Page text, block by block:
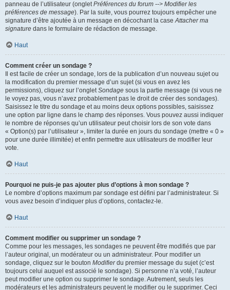
panneau de l’utilisateur (ongletPréférences du forum --> Modifier les
préférences de message). Par la suite, vous pourrez toujours empêcher une
signature d’être ajoutée à un message en décochant la caseAttacher ma
signature dans le formulaire de rédaction de message.
Haut
Comment créer un sondage ?
Il est facile de créer un sondage, lors de la publication d’un nouveau sujet ou
la modification du premier message d’un sujet (si vous en avez les
permissions), cliquez sur l’ongletSondage sous la partie message (si vous ne
le voyez pas, vous n’avez probablement pas le droit de créer des sondages).
Saisissez le titre du sondage et au moins deux options possibles, saisissez
une option par ligne dans le champ des réponses. Vous pouvez aussi indiquer
le nombre de réponses qu’un utilisateur peut choisir lors de son vote dans
« Option(s) par l’utilisateur », limiter la durée en jours du sondage (mettre « 0 »
pour une durée illimitée) et enfin permettre aux utilisateurs de modifier leur
vote.
Haut
Pourquoi ne puis-je pas ajouter plus d’options à mon sondage ?
Le nombre d’options maximum par sondage est défini par l’administrateur. Si
vous avez besoin d’indiquer plus d’options, contactez-le.
Haut
Comment modifier ou supprimer un sondage ?
Comme pour les messages, les sondages ne peuvent être modifiés que par
l’auteur original, un modérateur ou un administrateur. Pour modifier un
sondage, cliquez sur le bouton Modifierdu premier message du sujet (c’est
toujours celui auquel est associé le sondage). Si personne n’a voté, l’auteur
peut modifier une option ou supprimer le sondage. Autrement, seuls les
modérateurs et les administrateurs peuvent le modifier ou le supprimer. Ceci